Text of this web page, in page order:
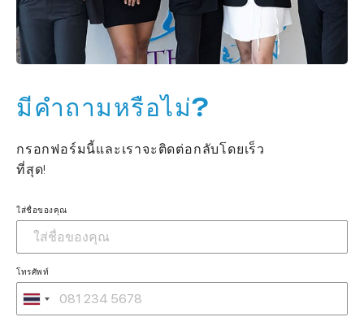
มีคำถามหรือไม่?
กรอกฟอร์มนี้และเราจะติดต่อกลับโดยเร็ว
ที่สุด!
ใส่ชื่อของคุณ
โทรศัพท์